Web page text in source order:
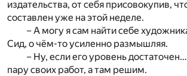
издательства, от себя присовокупив,
составлен уже на этой неделе.
– А могу я сам найти себе
Сид, о чём-то усиленно размышляя.
– Ну, если его уровень
пару своих работ, а там решим.